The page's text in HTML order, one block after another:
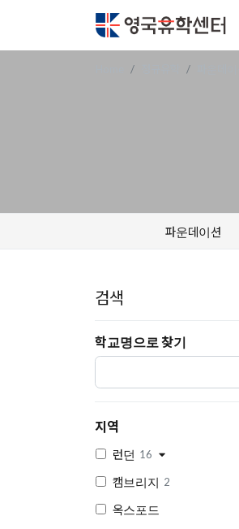
파운데이션
검색
학교명으로 찾기
지역
런던 16
캠브리지 2
옥스포드